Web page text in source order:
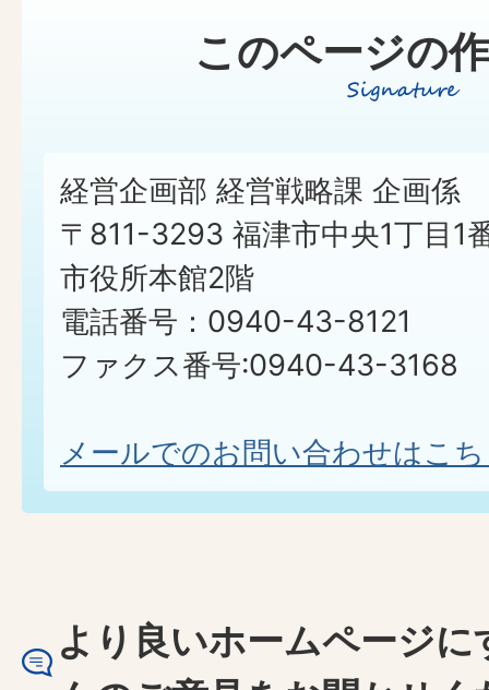
このページの
経営企画部 経営戦略課 企画係
〒811-3293 福津市中央1丁目1
市役所本館2階
電話番号：0940-43-8121
ファクス番号:0940-43-3168
メールでのお問い合わせはこ
より良いホームページ